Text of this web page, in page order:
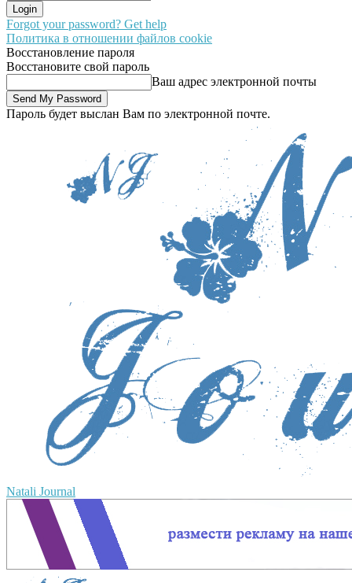
Forgot your password? Get help
Политика в отношении файлов cookie
Восстановление пароля
Восстановите свой пароль
Ваш адрес электронной почты
Пароль будет выслан Вам по электронной почте.
Natali Journal